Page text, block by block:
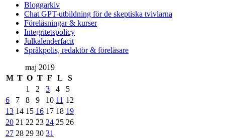
Bloggarkiv
Chat GPT-utbildning för de skeptiska tvivlarna
Föreläsningar & kurser
Integritetspolicy
Julkalenderfacit
Språkpolis, redaktör & föreläsare
Sidopanel
maj 2019
M T O T F L
S
1
2 3 4
5
6
7 8 9 10 11 12
13 14 15 16 17 18 19
20 21 22 23 24 25 26
27 28 29 30 31